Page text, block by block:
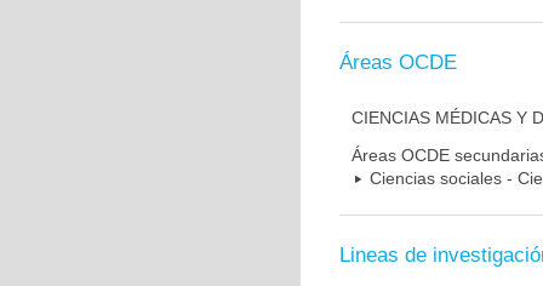
Áreas OCDE
CIENCIAS MÉDICAS Y
Áreas OCDE
Ciencias sociales -
Lineas de